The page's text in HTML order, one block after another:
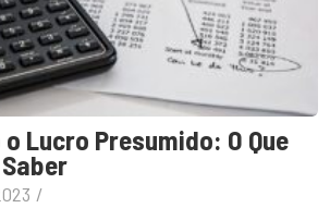
Lucro Presumido: O Que
/